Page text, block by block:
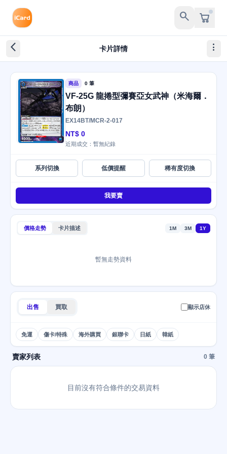
search
arrow_back_ios_new 卡片詳情 more_vert
商品 0 筆
VF-25G 龍捲型彌賽亞女武神（米海爾．
布朗）
EX14BT/MCR-2-017
NT$ 0
近期成交：暫無紀錄
系列切換 低價提醒 稀有度切換
我要賣
價格走勢 卡片描述 1M 3M 1Y
暫無走勢資料
出售 買取 顯示店休
免運 傷卡/特殊 海外購買 銀聯卡 日紙 韓紙
賣家列表 0 筆
目前沒有符合條件的交易資料